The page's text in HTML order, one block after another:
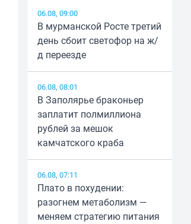
06.08, 09:00
В мурманской Росте третий
день сбоит светофор на ж/
д переезде
06.08, 08:01
В Заполярье браконьер
заплатит полмиллиона
рублей за мешок
камчатского краба
06.08, 07:11
Плато в похудении:
разогнем метаболизм —
меняем стратегию питания